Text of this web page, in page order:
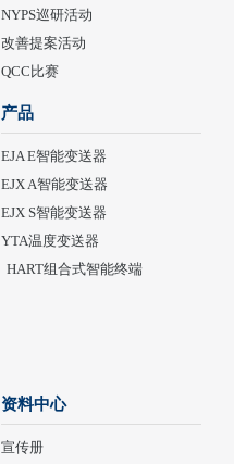
NYPS巡研活动
改善提案活动
QCC比赛
产品
EJA E智能变送器
EJX A智能变送器
EJX S智能变送器
YTA温度变送器
HART组合式智能终端
资料中心
宣传册